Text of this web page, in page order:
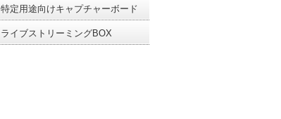
特定用途向けキャプチャーボード
ライブストリーミングBOX